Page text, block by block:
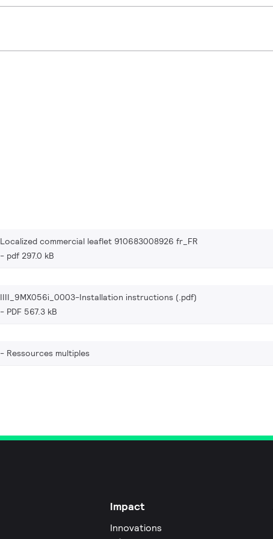
Localized commercial leaflet 910683008926 fr_FR
pdf 297.0 kB
IIII_9MX056i_0003-Installation instructions (.pdf)
PDF 567.3 kB
Ressources multiples
Impact
Innovations